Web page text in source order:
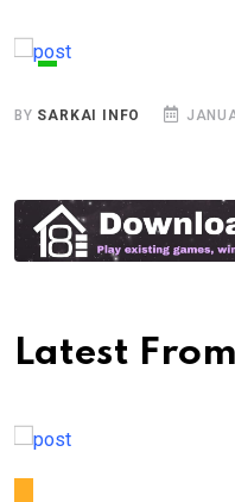
BY SARKAI INFO
Latest